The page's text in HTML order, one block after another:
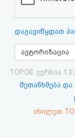
პაროლის
HTML
კოდი
შეთანხმება
დაგავიწყდათ
ავტორიზაცია
TOP.GE ვერსია
შეთანხმება
იხილეთ